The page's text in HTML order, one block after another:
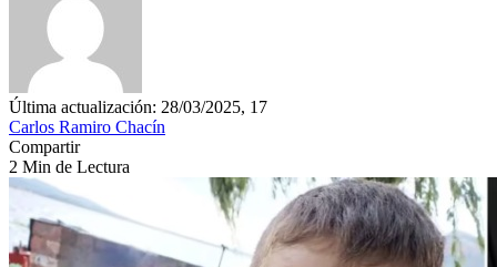
Última actualización: 28/03/2025, 17
Carlos Ramiro Chacín
Compartir
2 Min de Lectura